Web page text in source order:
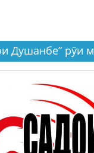
Душанбе” рӯи